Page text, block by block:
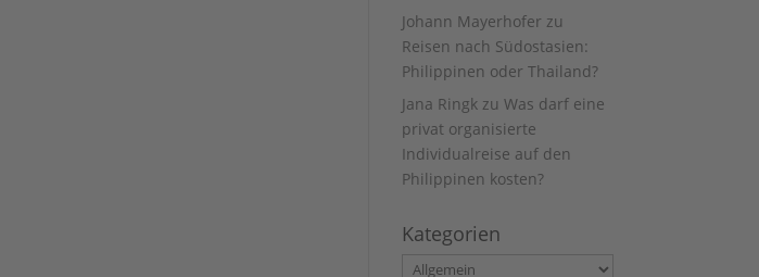
Johann Mayerhofer zu
Reisen nach Südostasien:
Philippinen oder Thailand?
Jana Ringk zuWas darf eine
privat organisierte
Individualreise auf den
Philippinen kosten?
Kategorien
Kategorien